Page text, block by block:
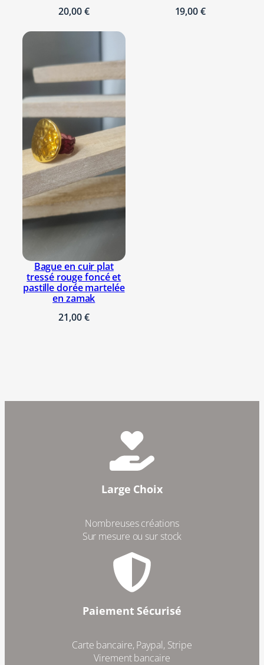
e
20,00€
19,00€
Bague en cuir plat
tressé rouge foncé et
pastille dorée martelée
en zamak
21,00€
Large Choix
Nombreuses créations
Sur mesure ou sur stock
Paiement Sécurisé
Carte bancaire, Paypal, Stripe
Virement bancaire